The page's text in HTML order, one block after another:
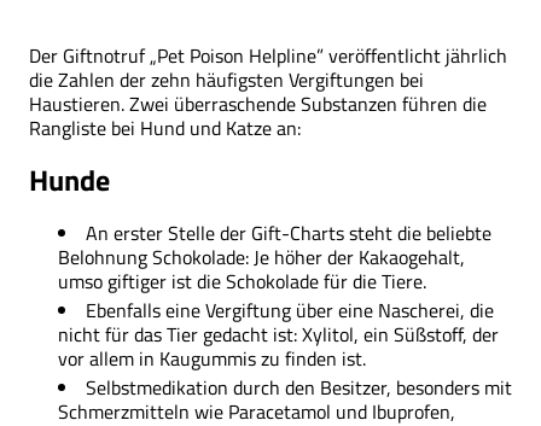
Der Giftnotruf „Pet Poison Helpline” veröffentlicht jährlich
die Zahlen der zehn häufigsten Vergiftungen bei
Haustieren. Zwei überraschende Substanzen führen die
Rangliste bei Hund und Katze an:
Hunde
An erster Stelle der Gift-Charts steht die beliebte
Belohnung Schokolade: Je höher der Kakaogehalt,
umso giftiger ist die Schokolade für die Tiere.
Ebenfalls eine Vergiftung über eine Nascherei, die
nicht für das Tier gedacht ist: Xylitol, ein Süßstoff, der
vor allem in Kaugummis zu finden ist.
Selbstmedikation durch den Besitzer, besonders mit
Schmerzmitteln wie Paracetamol und Ibuprofen,